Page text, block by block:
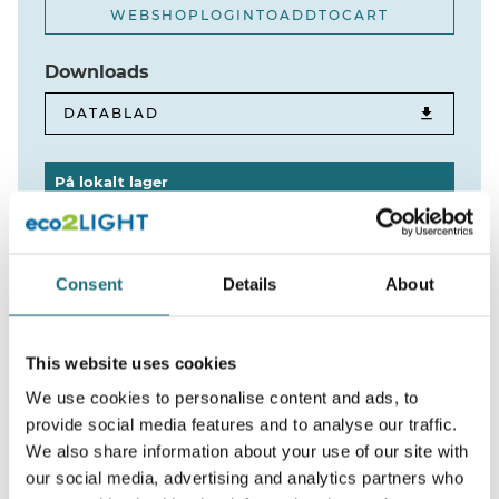
Consent Details About
This website uses cookies
We use cookies to personalise content and ads, to
provide social media features and to analyse our traffic.
We also share information about your use of our site with
our social media, advertising and analytics partners who
WEBSHOPLOGINTOADDTOCART
Downloads
DATABLAD
På lokalt lager
Aalborg 0 STK
Produktbeskrivelse
Bredt udvalg af skinner til opsætning
af Tracklights.